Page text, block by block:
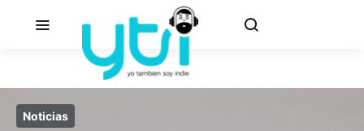
Noticias